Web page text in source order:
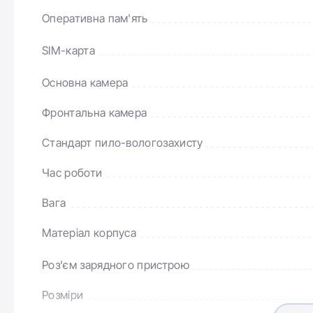
способом взаємодії з важливими сповіщеннями та
музикою; і завдяки інтеграції сторонніх додатків
Оперативна пам'ять
SIM-карта
Основна камера
Фронтальна камера
Стандарт пило-вологозахисту
Час роботи
Вага
Матеріал корпуса
Роз'єм зарядного пристрою
Розміри